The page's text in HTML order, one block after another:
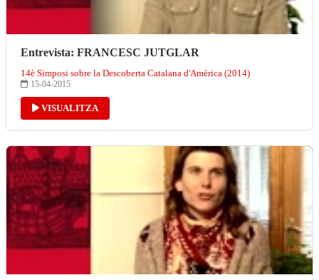
Entrevista: FRANCESC JUTGLAR
14è Simposi sobre la Descoberta Catalana d'Amèrica (2014)
15-04-2015
VISUALITZA